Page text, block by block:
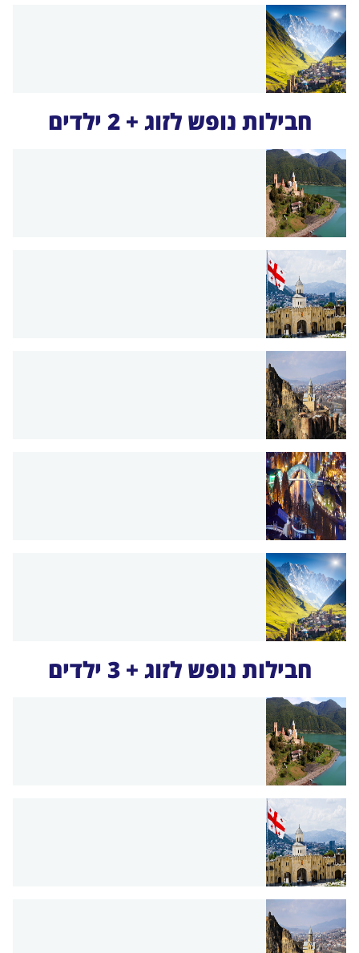
חבילות נופש לזוג + 2 ילדים
חבילות נופש לזוג + 3 ילדים